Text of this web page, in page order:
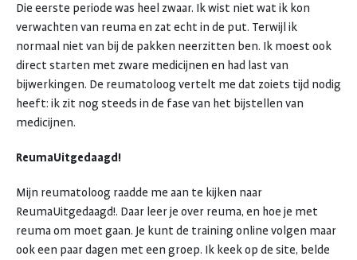
Die eerste periode was heel zwaar. Ik wist niet wat ik kon
verwachten van reuma en zat echt in de put. Terwijl ik
normaal niet van bij de pakken neerzitten ben. Ik moest ook
direct starten met zware medicijnen en had last van
bijwerkingen. De reumatoloog vertelt me dat zoiets tijd nodig
heeft: ik zit nog steeds in de fase van het bijstellen van
medicijnen.
ReumaUitgedaagd!
Mijn reumatoloog raadde me aan te kijken naar
ReumaUitgedaagd!. Daar leer je over reuma, en hoe je met
reuma om moet gaan. Je kunt de training online volgen maar
ook een paar dagen met een groep. Ik keek op de site, belde